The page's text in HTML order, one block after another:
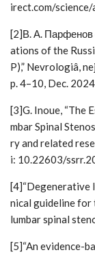
irect.com/
[2]В. А. Парфенов
ations of the
P),” Nevrologiâ,
p. 4–10, Dec.
[3]G. Inoue, “The
mbar Spinal
ry and related
i: 10.22603/
[4]“Degenerative
nical guideline for
lumbar spinal
[5]“An evidence-